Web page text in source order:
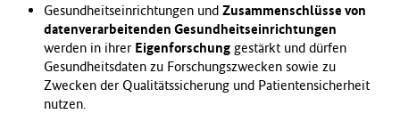
Gesundheitseinrichtungen und Zusammenschlüsse von
datenverarbeitenden Gesundheitseinrichtungen
werden in ihrer Eigenforschunggestärkt und dürfen
Gesundheitsdaten zu Forschungszwecken sowie zu
Zwecken der Qualitätssicherung und Patientensicherheit
nutzen.